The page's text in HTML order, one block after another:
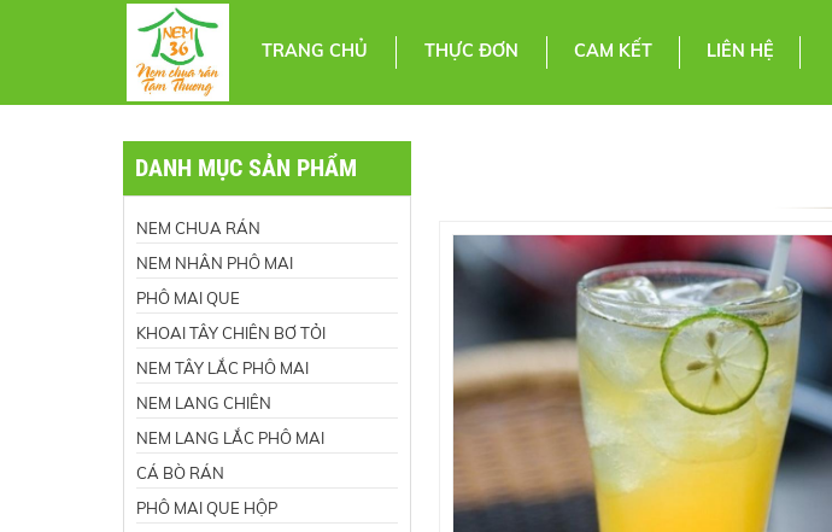
TRANG CHỦ THỰC ĐƠN CAM KẾT LIÊN HỆ
DANH MỤC SẢN PHẨM
NEM CHUA RÁN
NEM NHÂN PHÔ MAI
PHÔ MAI QUE
KHOAI TÂY CHIÊN BƠ TỎI
NEM TÂY LẮC PHÔ MAI
NEM LANG CHIÊN
NEM LANG LẮC PHÔ MAI
CÁ BÒ RÁN
PHÔ MAI QUE HỘP